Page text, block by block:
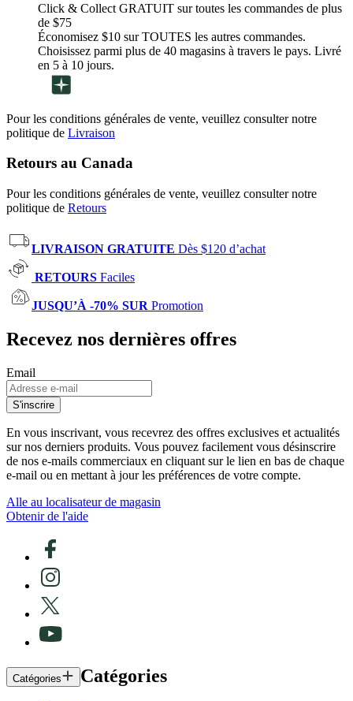
Click & Collect GRATUIT sur toutes les commandes de plus
de $75
Économisez $10 sur TOUTES les autres commandes.
Choisissez parmi plus de 40 magasins à travers le pays. Livré
en 5 à 10 jours.
Pour les conditions générales de vente, veuillez consulter notre
politique de Livraison
Retours au Canada
Pour les conditions générales de vente, veuillez consulter notre
politique de Retours
LIVRAISON GRATUITE Dès $120 d’achat
RETOURS Faciles
JUSQU’À -70% SUR Promotion
Recevez nos dernières offres
Email
S'inscrire
En vous inscrivant, vous recevrez des offres exclusives et actualités
sur nos derniers produits. Vous pouvez facilement vous désinscrire
de nos e-mails commerciaux en cliquant sur le lien en bas de chaque
e-mail ou en mettant à jour les préférences de votre compte.
Alle au localisateur de magasin
Obtenir de l'aide
Catégories Catégories